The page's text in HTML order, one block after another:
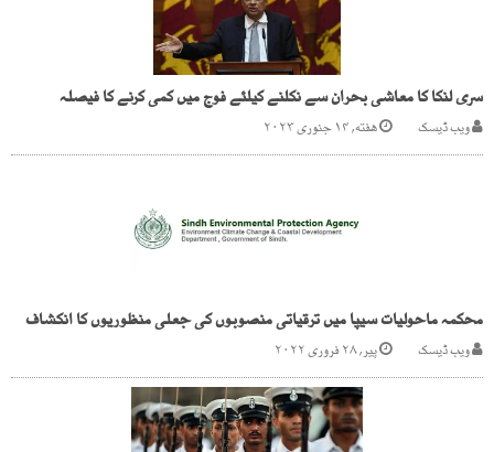
سری لنکا کا معاشی بحران سے نکلنے کیلئے فوج میں کمی کرنے کا فیصلہ
ویب ڈیسک هفته, ۱۴ جنوری ۲۰۲۳
محکمہ ماحولیات سیپا میں ترقیاتی منصوبوں کی جعلی منظوریوں کا انکشاف
ویب ڈیسک پیر, ۲۸ فروری ۲۰۲۲